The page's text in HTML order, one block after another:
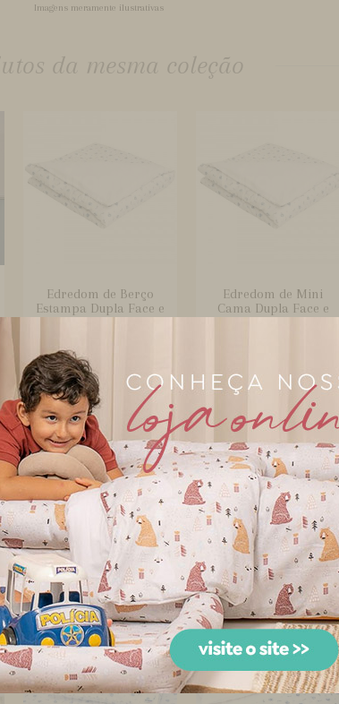
Imagens meramente ilustrativas
da mesma coleção
Edredom de Berço
Estampa Dupla Face e
Duvet B...
Edredom de Mini
Cama Dupla Face e
Duvet Estam...
Kit Enxoval de Berço
Lollipop II Balãozinho
A...
Kit Enxoval de Berço
Lollipop II Balãozinho
A...